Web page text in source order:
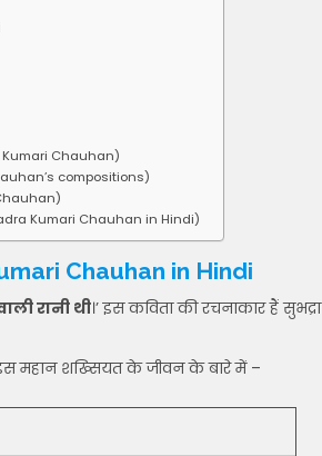
Kumari Chauhan)
compositions)
Kumari Chauhan in Hindi)
Chauhan in Hindi
रानी थी।’ इस कविता की रचनाकार हैं सुभद्रा
इस महान शख्सियत के जीवन के बारे में –